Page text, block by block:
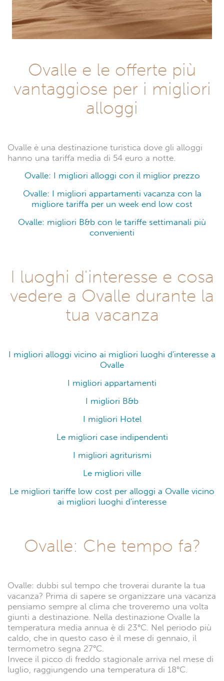
Ovalle e le offerte più
vantaggiose per i migliori
alloggi
Ovalle è una destinazione turistica dove gli alloggi
hanno una tariffa media di 54 euro a notte.
Ovalle: I migliori alloggi con il miglior prezzo
Ovalle: I migliori appartamenti vacanza con la
migliore tariffa per un week end low cost
Ovalle: migliori B&b con le tariffe settimanali più
convenienti
I luoghi d'interesse e cosa
vedere a Ovalle durante la
tua vacanza
I migliori alloggi vicino ai migliori luoghi d'interesse a
Ovalle
I migliori appartamenti
I migliori B&b
I migliori Hotel
Le migliori case indipendenti
I migliori agriturismi
Le migliori ville
Le migliori tariffe low cost per alloggi a Ovalle vicino
ai migliori luoghi d'interesse
Ovalle: Che tempo fa?
Ovalle: dubbi sul tempo che troverai durante la tua
vacanza? Prima di sapere se organizzare una vacanza
pensiamo sempre al clima che troveremo una volta
giunti a destinazione. Nella destinazione Ovalle la
temperatura media annua è di 23°C. Nel periodo più
caldo, che in questo caso è il mese di gennaio, il
termometro segna 27°C.
Invece il picco di freddo stagionale arriva nel mese di
luglio, raggiungendo una temperatura di 18°C.